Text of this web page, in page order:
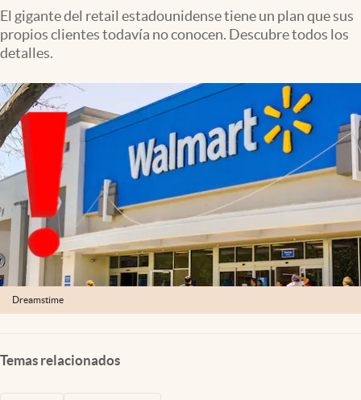
Lifestyle
El gigante del retail estadounidense tiene un plan que sus
propios clientes todavía no conocen. Descubre todos los
detalles.
Dreamstime
Temas relacionados